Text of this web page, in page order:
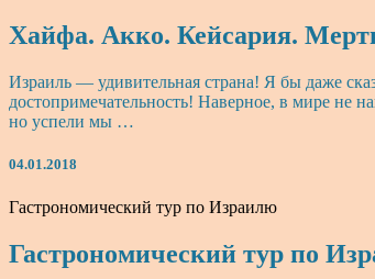
Хайфа. Акко. Кейсария.
Израиль — удивительная страна! Я бы даже
достопримечательность! Наверное, в мире не
но успели мы …
04.01.2018
Гастрономический тур по Израилю
Гастрономический тур по